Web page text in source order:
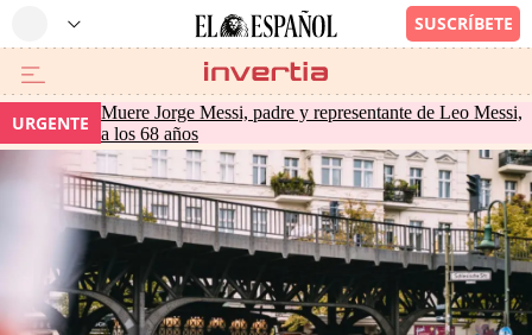
URGENTE
Muere Jorge Messi, padre y representante de Leo Messi,
a los 68 años